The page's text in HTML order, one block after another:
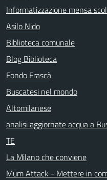
Informatizzazione mensa
Asilo Nido
Biblioteca comunale
Blog Biblioteca
Fondo Frascà
Buscatesi nel mondo
Altomilanese
analisi aggiornate acqua a
TE
La Milano che conviene
Mum Attack - Mettere in